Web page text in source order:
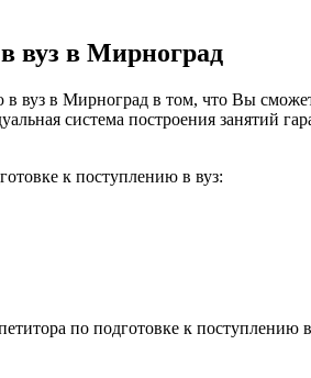
вуз в Мирноград
в Мирноград в том, что Вы
система построения занятий
к поступлению в вуз:
по подготовке к поступлению